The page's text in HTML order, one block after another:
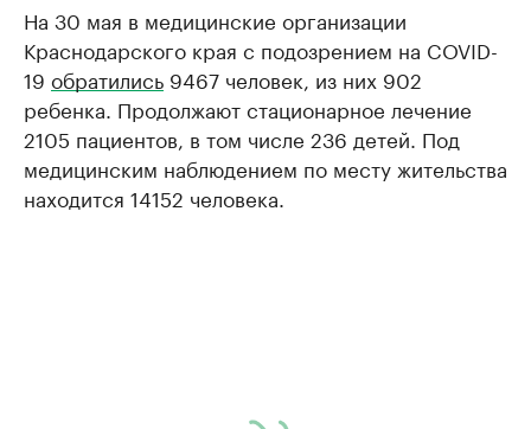
На 30 мая в медицинские организации
Краснодарского края с подозрением на COVID-
19 обратились 9467 человек, из них 902
ребенка. Продолжают стационарное лечение
2105 пациентов, в том числе 236 детей. Под
медицинским наблюдением по месту жительства
находится 14152 человека.